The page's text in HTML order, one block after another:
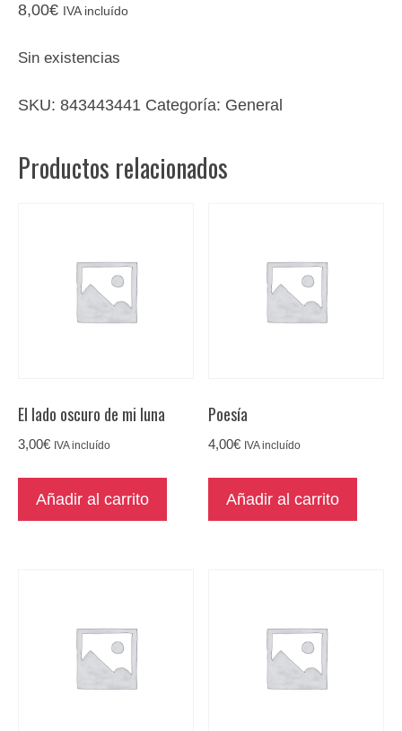
8,00€ IVA incluído
Sin existencias
SKU: 843443441 Categoría: General
Productos relacionados
El lado oscuro de mi luna
3,00€ IVA incluído
Añadir al carrito
Poesía
4,00€ IVA incluído
Añadir al carrito